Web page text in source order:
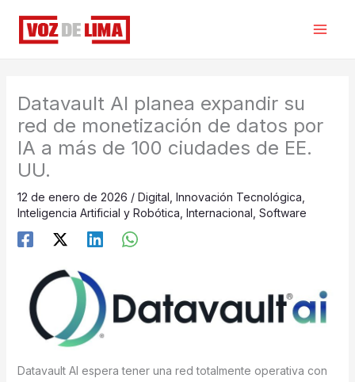
contenido
Datavault AI planea expandir su
red de monetización de datos por
IA a más de 100 ciudades de EE.
UU.
12 de enero de 2026 / Digital Innovación Tecnológica
Inteligencia Artificial y Robótica Internacional Software
Datavault AI espera tener una red totalmente operativa con